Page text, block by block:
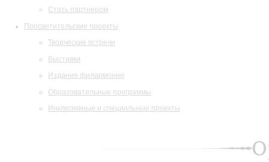
Стать партнером
Просветительские проекты
Творческие встречи
Выставки
Издания филармонии
Образовательные программы
Инклюзивные и специальные проекты